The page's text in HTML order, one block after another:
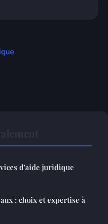
d'aide juridique
: choix et expertise à